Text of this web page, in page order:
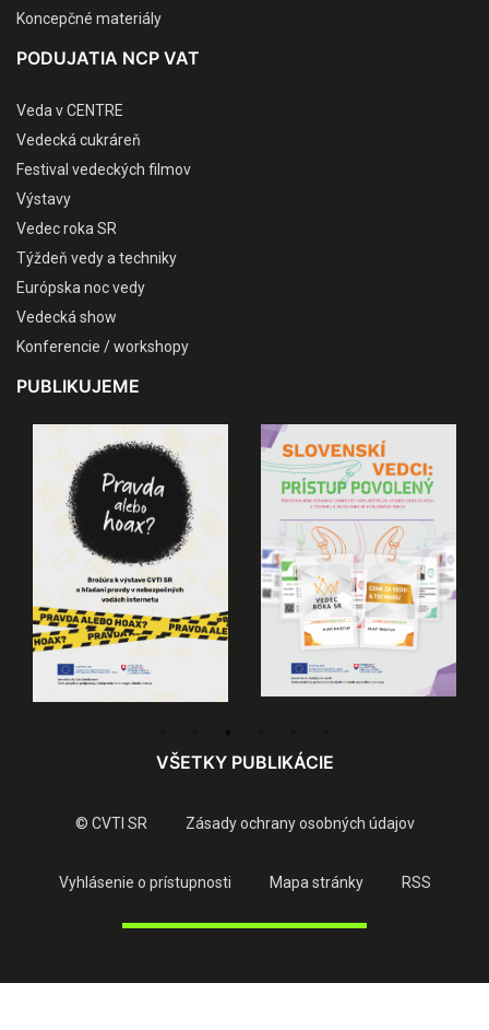
Koncepčné materiály
PODUJATIA NCP VAT
Veda v CENTRE
Vedecká cukráreň
Festival vedeckých filmov
Výstavy
Vedec roka SR
Týždeň vedy a techniky
Európska noc vedy
Vedecká show
Konferencie / workshopy
PUBLIKUJEME
VŠETKY PUBLIKÁCIE
© CVTI SR Zásady ochrany osobných údajov
Vyhlásenie o prístupnosti Mapa stránky RSS